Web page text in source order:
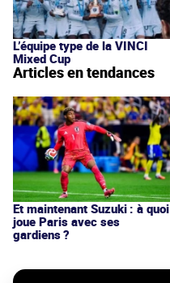
L’équipe type de la VINCI
Mixed Cup
Articles en tendances
Et maintenant Suzuki : à quoi
joue Paris avec ses
gardiens ?